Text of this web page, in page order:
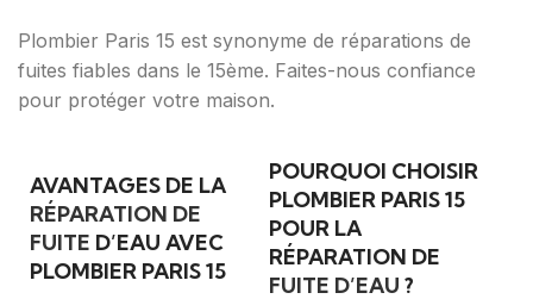
Plombier Paris 15 est synonyme de réparations de
fuites fiables dans le 15ème. Faites-nous confiance
pour protéger votre maison.
AVANTAGES DE LA
RÉPARATION DE
FUITE D’EAU AVEC
PLOMBIER PARIS 15
POURQUOI CHOISIR
PLOMBIER PARIS 15
POUR LA
RÉPARATION DE
FUITE D’EAU ?